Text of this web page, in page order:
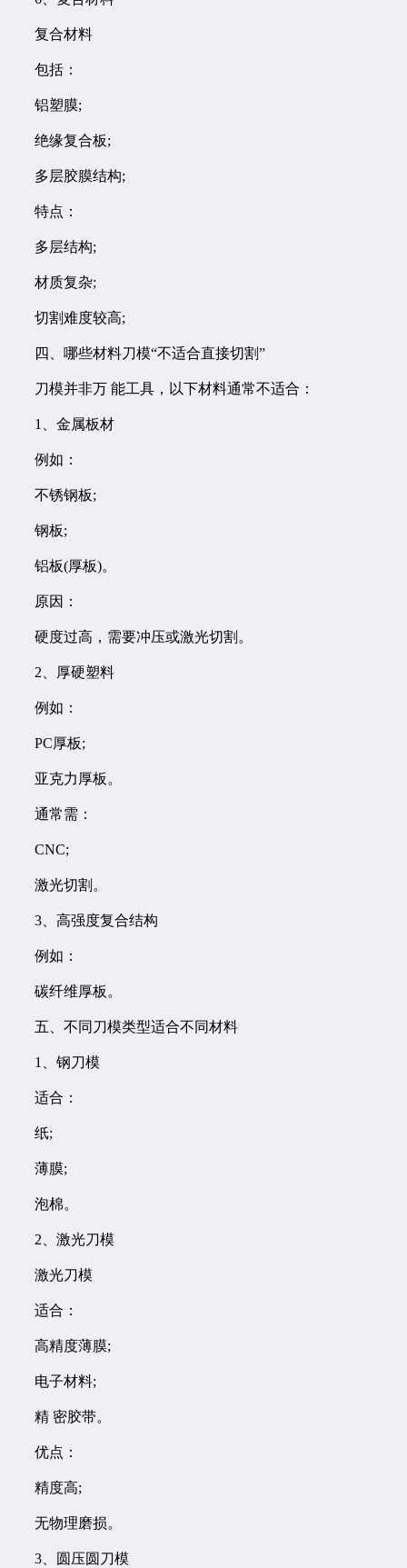
复合材料
包括：
铝塑膜;
绝缘复合板;
多层胶膜结构;
特点：
多层结构;
材质复杂;
切割难度较高;
四、哪些材料刀模“不适合直接切割”
刀模并非万 能工具，以下材料通常不适合：
1、金属板材
例如：
不锈钢板;
钢板;
铝板(厚板)。
原因：
硬度过高，需要冲压或激光切割。
2、厚硬塑料
例如：
PC厚板;
亚克力厚板。
通常需：
CNC;
激光切割。
3、高强度复合结构
例如：
碳纤维厚板。
五、不同刀模类型适合不同材料
1、钢刀模
适合：
纸;
薄膜;
泡棉。
2、激光刀模
激光刀模
适合：
高精度薄膜;
电子材料;
精 密胶带。
优点：
精度高;
无物理磨损。
3、圆压圆刀模